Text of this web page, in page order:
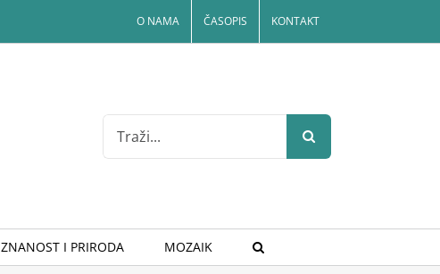
O NAMA ČASOPIS KONTAKT
Search
for:
ZNANOST I PRIRODA MOZAIK